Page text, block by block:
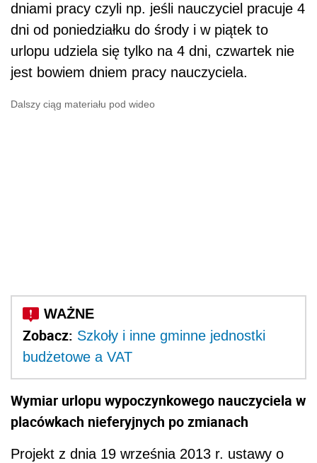
dniami pracy czyli np. jeśli nauczyciel pracuje 4
dni od poniedziałku do środy i w piątek to
urlopu udziela się tylko na 4 dni, czwartek nie
jest bowiem dniem pracy nauczyciela.
Dalszy ciąg materiału pod wideo
Zobacz: Szkoły i inne gminne jednostki
budżetowe a VAT
Wymiar urlopu wypoczynkowego nauczyciela w
placówkach nieferyjnych po zmianach
Projekt z dnia 19 września 2013 r. ustawy o